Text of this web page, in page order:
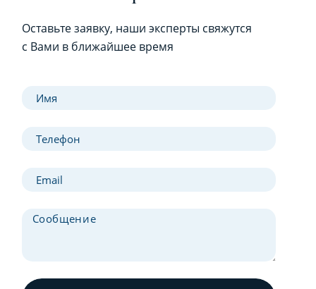
Оставьте заявку, наши эксперты свяжутся
с Вами в ближайшее время